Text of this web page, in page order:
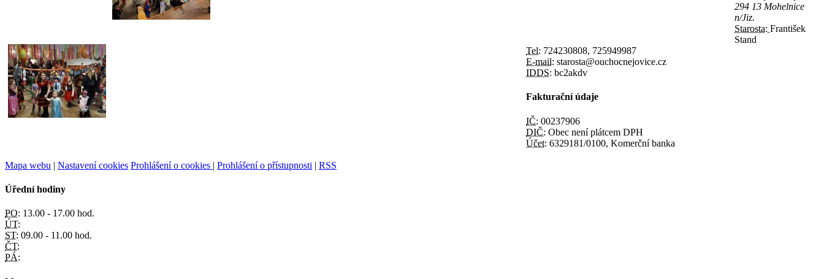
294 13 Mohelnice
n/Jiz.
Starosta: František
Stand
Tel: 724230808, 725949987
E-mail: starosta@ouchocnejovice.cz
IDDS: bc2akdv
Fakturační údaje
IČ: 00237906
DIČ: Obec není plátcem DPH
Účet: 6329181/0100, Komerční banka
Mapa webu | Nastavení cookies Prohlášení o cookies | Prohlášení o přístupnosti | RSS
Úřední hodiny
PO: 13.00 - 17.00 hod.
ÚT:
ST: 09.00 - 11.00 hod.
ČT:
PÁ: